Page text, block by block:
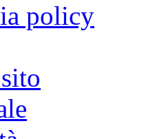
policy